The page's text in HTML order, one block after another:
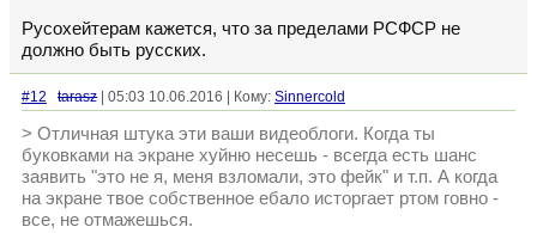
Русохейтерам кажется, что за пределами РСФСР не
должно быть русских.
#12 tarasz | 05:03 10.06.2016 | Кому: Sinnercold
> Отличная штука эти ваши видеоблоги. Когда ты
буковками на экране хуйню несешь - всегда есть шанс
заявить "это не я, меня взломали, это фейк" и т.п. А когда
на экране твое собственное ебало исторгает ртом говно -
все, не отмажешься.